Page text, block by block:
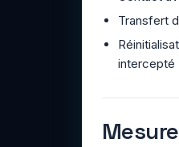
Transfert
intercepté